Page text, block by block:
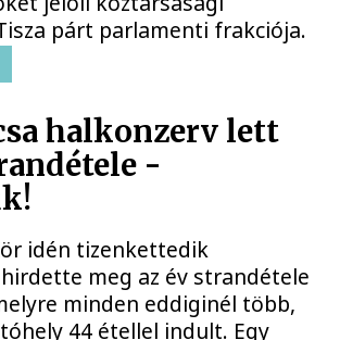
párt parlamenti frakciója.
halkonzerv lett
-
idén tizenkettedik
meg az év strandétele
minden eddiginél több,
44 étellel indult. Egy